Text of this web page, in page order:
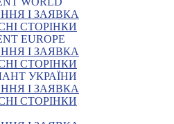
І ЗАЯВКА
СТОРІНКИ
EUROPE
І ЗАЯВКА
СТОРІНКИ
УКРАЇНИ
І ЗАЯВКА
СТОРІНКИ